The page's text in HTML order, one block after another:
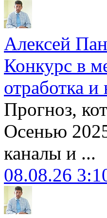
Алексей
Конкурс в
отработка и
Прогноз,
Осенью
каналы и ...
08.08.26